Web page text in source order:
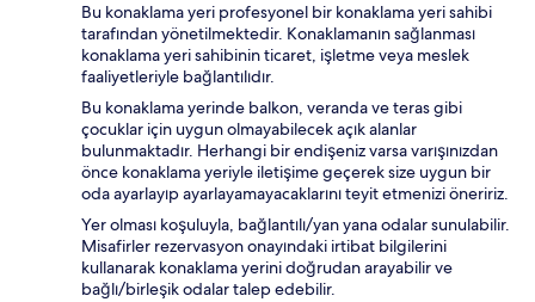
Bu konaklama yeri profesyonel bir konaklama yeri sahibi
tarafından yönetilmektedir. Konaklamanın sağlanması
konaklama yeri sahibinin ticaret, işletme veya meslek
faaliyetleriyle bağlantılıdır.
Bu konaklama yerinde balkon, veranda ve teras gibi
çocuklar için uygun olmayabilecek açık alanlar
bulunmaktadır. Herhangi bir endişeniz varsa varışınızdan
önce konaklama yeriyle iletişime geçerek size uygun bir
oda ayarlayıp ayarlayamayacaklarını teyit etmenizi öneririz.
Yer olması koşuluyla, bağlantılı/yan yana odalar sunulabilir.
Misafirler rezervasyon onayındaki irtibat bilgilerini
kullanarak konaklama yerini doğrudan arayabilir ve
bağlı/birleşik odalar talep edebilir.